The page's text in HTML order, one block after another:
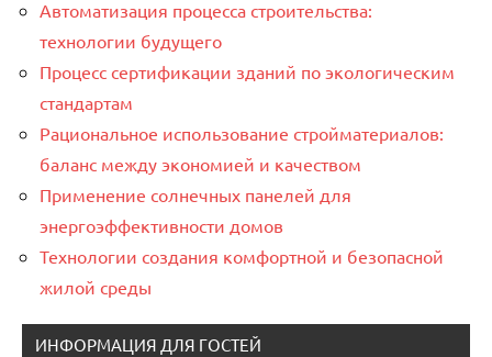
Автоматизация процесса строительства:
технологии будущего
Процесс сертификации зданий по экологическим
стандартам
Рациональное использование стройматериалов:
баланс между экономией и качеством
Применение солнечных панелей для
энергоэффективности домов
Технологии создания комфортной и безопасной
жилой среды
ИНФОРМАЦИЯ ДЛЯ ГОСТЕЙ